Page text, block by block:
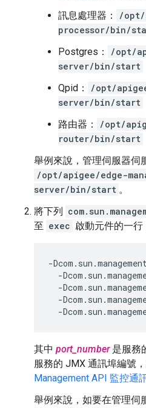
訊息處理器：
/opt/
processor/bin/
Postgres：
/opt/
server/bin/start
Qpid：
/opt/
server/bin/start
路由器：
/opt/
router/bin/start
舉例來說，管理伺服器伺
/opt/apigee/edge-
server/bin/start 。
將下列
至 exec 啟動元件的一行
-
-
-
-
-
其中 port_number是服務
服務的 JMX 通訊埠編號
Management API 監控通
舉例來說，如要在管理伺